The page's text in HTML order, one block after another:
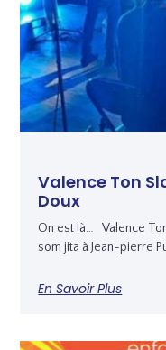
Valence Ton
Doux
On est là… Valence
som jita à Jean-pierre
En Savoir Plus